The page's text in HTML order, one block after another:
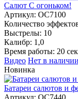
Салют С огоньком!
Артикул: ОС7100
Количество
Выстрелы: 10
Калибр: 1,0
Время работы: 20 сек
Видео Нет в наличии
Новинка
Батареи салютов и
Артикул: ОС7440